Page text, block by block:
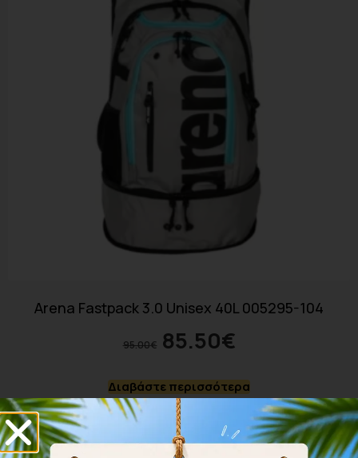
Arena Fastpack 3.0 Unisex 40L 005295-104
95.00€ 85.50€
Διαβάστε περισσότερα